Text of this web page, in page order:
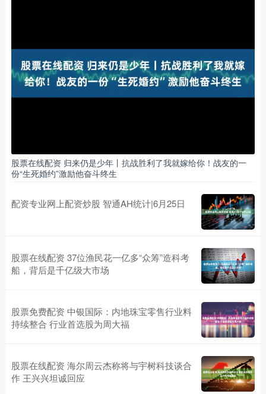
股票在线配资 归来仍是少年丨抗战胜利了我就嫁给你！战友的一
份“生死婚约”激励他奋斗终生
配资专业网上配资炒股 智通AH统计|6月25日
股票在线配资 37位渔民花一亿多“众筹”造科考
船，背后是千亿级大市场
股票免费配资 中银国际：内地珠宝零售行业料
持续整合 行业首选股为周大福
股票在线配资 海尔周云杰称将与宇树科技谈合
作 王兴兴坦诚回应